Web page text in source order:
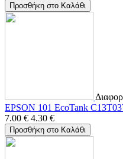
Προσθήκη στο Καλάθι
EPSON 101 EcoTank
7.00 € 4.30 €
Προσθήκη στο Καλάθι